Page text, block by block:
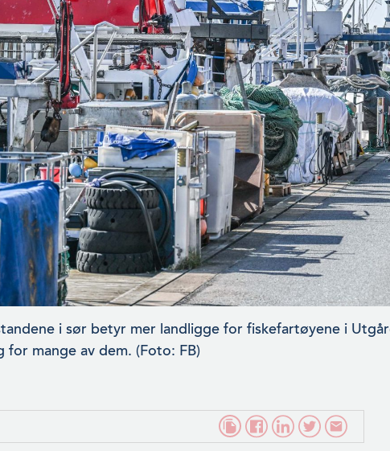
i sør betyr mer landligge for fiskefartøyene i
mange av dem. (Foto: FB)